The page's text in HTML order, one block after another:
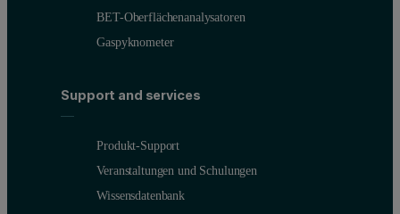
BET-Oberflächenanalysatoren
Gaspyknometer
Support and services
Produkt-Support
Veranstaltungen und Schulungen
Wissensdatenbank